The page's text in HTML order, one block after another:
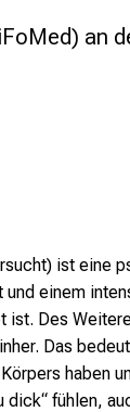
an
ist eine
einem
Des
Das
haben
dick“ fühlen,